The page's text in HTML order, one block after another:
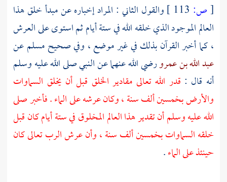
[ص:
والقول الثاني : المراد إخباره عن مبدأ خلق هذا
العالم الموجود الذي خلقه الله في ستة أيام ثم استوى على العرش
، كما أخبر القرآن بذلك في غير موضع ، وفي صحيحمسلمعن
عبد الله بن عمرورضي الله عنهما عن النبي صلى الله عليه وسلم
أنه قال : قدر الله تعالى مقادير الخلق قبل أن يخلق السماوات
والأرض بخمسين ألف سنة ، وكان عرشه على الماء . فأخبر صلى
الله عليه وسلم أن تقدير هذا العالم المخلوق في ستة أيام كان قبل
خلقه السماوات بخمسين ألف سنة ، وأن عرش الرب تعالى كان
حينئذ على الماء.